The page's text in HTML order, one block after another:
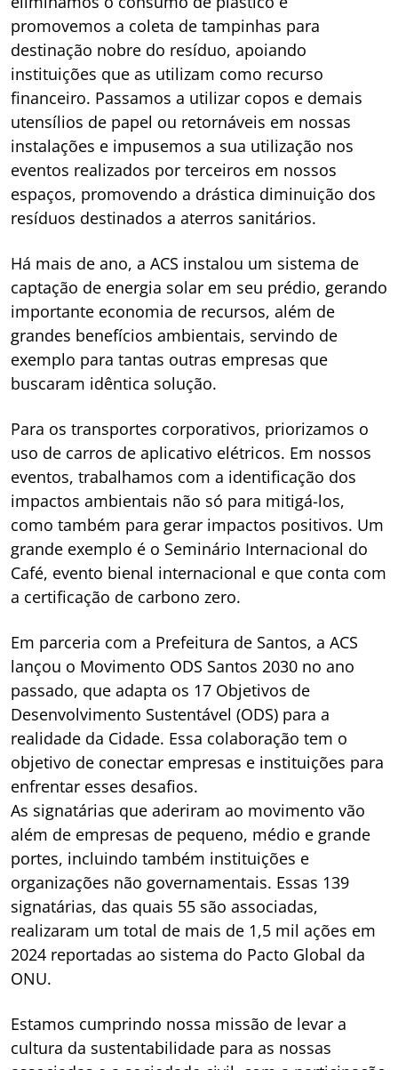
promovemos a coleta de tampinhas para
destinação nobre do resíduo, apoiando
instituições que as utilizam como recurso
financeiro. Passamos a utilizar copos e demais
utensílios de papel ou retornáveis em nossas
instalações e impusemos a sua utilização nos
eventos realizados por terceiros em nossos
espaços, promovendo a drástica diminuição dos
resíduos destinados a aterros sanitários.
Há mais de ano, a ACS instalou um sistema de
captação de energia solar em seu prédio, gerando
importante economia de recursos, além de
grandes benefícios ambientais, servindo de
exemplo para tantas outras empresas que
buscaram idêntica solução.
Para os transportes corporativos, priorizamos o
uso de carros de aplicativo elétricos. Em nossos
eventos, trabalhamos com a identificação dos
impactos ambientais não só para mitigá-los,
como também para gerar impactos positivos. Um
grande exemplo é o Seminário Internacional do
Café, evento bienal internacional e que conta com
a certificação de carbono zero.
Em parceria com a Prefeitura de Santos, a ACS
lançou o Movimento ODS Santos 2030 no ano
passado, que adapta os 17 Objetivos de
Desenvolvimento Sustentável (ODS) para a
realidade da Cidade. Essa colaboração tem o
objetivo de conectar empresas e instituições para
enfrentar esses desafios.
As signatárias que aderiram ao movimento vão
além de empresas de pequeno, médio e grande
portes, incluindo também instituições e
organizações não governamentais. Essas 139
signatárias, das quais 55 são associadas,
realizaram um total de mais de 1,5 mil ações em
2024 reportadas ao sistema do Pacto Global da
ONU.
Estamos cumprindo nossa missão de levar a
cultura da sustentabilidade para as nossas